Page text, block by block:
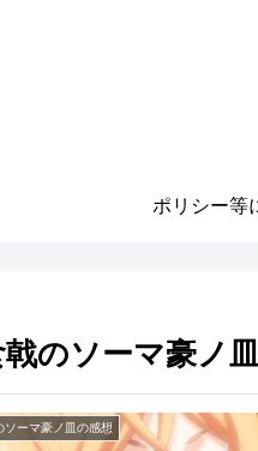
ポリシー等
のソーマ豪ノ
ソーマ豪ノ皿の感想